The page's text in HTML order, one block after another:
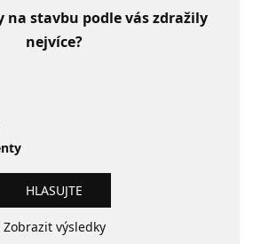
na stavbu podle vás zdražily
nejvíce?
Zobrazit výsledky